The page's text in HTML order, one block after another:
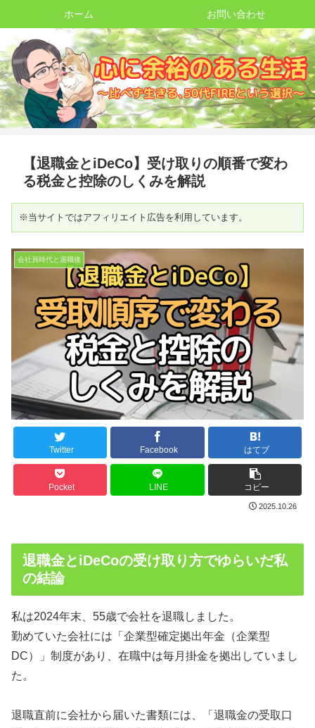
ホーム お問い合わせ
【退職金とiDeCo】受け取りの順番で変わ
る税金と控除のしくみを解説
※当サイトではアフィリエイト広告を利用しています。
会社員時代と退職後
Twitter Facebook はてブ
Pocket LINE コピー
2025.10.26
退職金とiDeCoの受け取り方でゆらいだ私
の結論
私は2024年末、55歳で会社を退職しました。
勤めていた会社には「企業型確定拠出年金（企業型
DC）」制度があり、在職中は毎月掛金を拠出していまし
た。
退職直前に会社から届いた書類には、「退職金の受取口